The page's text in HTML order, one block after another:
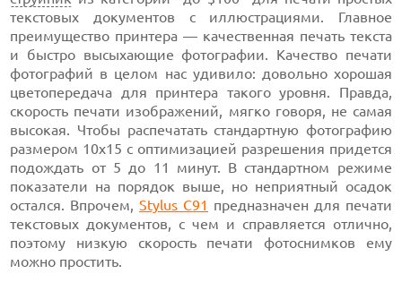
текстовых документов с иллюстрациями. Главное
преимущество принтера — качественная печать текста
и быстро высыхающие фотографии. Качество печати
фотографий в целом нас удивило: довольно хорошая
цветопередача для принтера такого уровня. Правда,
скорость печати изображений, мягко говоря, не самая
высокая. Чтобы распечатать стандартную фотографию
размером 10x15 с оптимизацией разрешения придется
подождать от 5 до 11 минут. В стандартном режиме
показатели на порядок выше, но неприятный осадок
остался. Впрочем,Stylus C91 предназначен для печати
текстовых документов, с чем и справляется отлично,
поэтому низкую скорость печати фотоснимков ему
можно простить.